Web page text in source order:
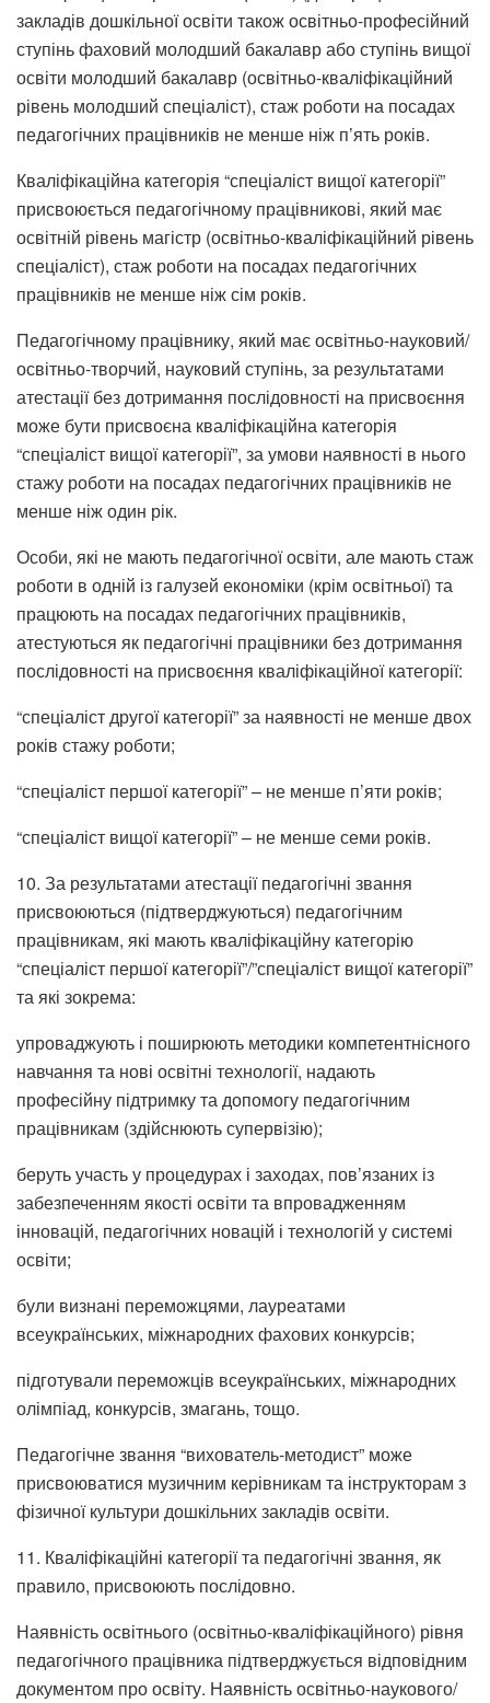
закладів дошкільної освіти також освітньо-професійний
ступінь фаховий молодший бакалавр або ступінь вищої
освіти молодший бакалавр (освітньо-кваліфікаційний
рівень молодший спеціаліст), стаж роботи на посадах
педагогічних працівників не менше ніж п’ять років.
Кваліфікаційна категорія “спеціаліст вищої категорії”
присвоюється педагогічному працівникові, який має
освітній рівень магістр (освітньо-кваліфікаційний рівень
спеціаліст), стаж роботи на посадах педагогічних
працівників не менше ніж сім років.
Педагогічному працівнику, який має освітньо-науковий/
освітньо-творчий, науковий ступінь, за результатами
атестації без дотримання послідовності на присвоєння
може бути присвоєна кваліфікаційна категорія
“спеціаліст вищої категорії”, за умови наявності в нього
стажу роботи на посадах педагогічних працівників не
менше ніж один рік.
Особи, які не мають педагогічної освіти, але мають стаж
роботи в одній із галузей економіки (крім освітньої) та
працюють на посадах педагогічних працівників,
атестуються як педагогічні працівники без дотримання
послідовності на присвоєння кваліфікаційної категорії:
“спеціаліст другої категорії” за наявності не менше двох
років стажу роботи;
“спеціаліст першої категорії” – не менше п’яти років;
“спеціаліст вищої категорії” – не менше семи років.
10. За результатами атестації педагогічні звання
присвоюються (підтверджуються) педагогічним
працівникам, які мають кваліфікаційну категорію
“спеціаліст першої категорії”/”спеціаліст вищої категорії”
та які зокрема:
упроваджують і поширюють методики компетентнісного
навчання та нові освітні технології, надають
професійну підтримку та допомогу педагогічним
працівникам (здійснюють супервізію);
беруть участь у процедурах і заходах, пов’язаних із
забезпеченням якості освіти та впровадженням
інновацій, педагогічних новацій і технологій у системі
освіти;
були визнані переможцями, лауреатами
всеукраїнських, міжнародних фахових конкурсів;
підготували переможців всеукраїнських, міжнародних
олімпіад, конкурсів, змагань, тощо.
Педагогічне звання “вихователь-методист” може
присвоюватися музичним керівникам та інструкторам з
фізичної культури дошкільних закладів освіти.
11. Кваліфікаційні категорії та педагогічні звання, як
правило, присвоюють послідовно.
Наявність освітнього (освітньо-кваліфікаційного) рівня
педагогічного працівника підтверджується відповідним
документом про освіту. Наявність освітньо-наукового/